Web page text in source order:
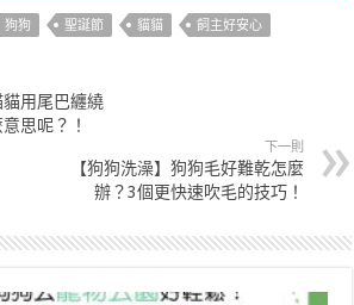
狗狗 聖誕節 貓貓 飼主好安心
貓用尾巴纏繞
思呢？！
下一則
【狗狗洗澡】狗狗毛好難乾怎麼
辦？3個更快速吹毛的技巧！